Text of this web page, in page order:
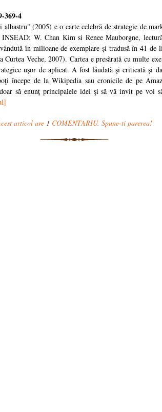
369-4
albastru" (2005) e o carte celebră de strategie de
W. Chan Kim si Renee Mauborgne,
în milioane de exemplare şi tradusă în 41 de
Curtea Veche, 2007). Cartea e presărată cu multe
uşor de aplicat. A fost lăudată şi criticată şi
începe de la Wikipedia sau cronicile de pe
să enunţ principalele idei şi să vă invit pe voi
articol are 1 COMENTARIU. Spune-ti parerea!